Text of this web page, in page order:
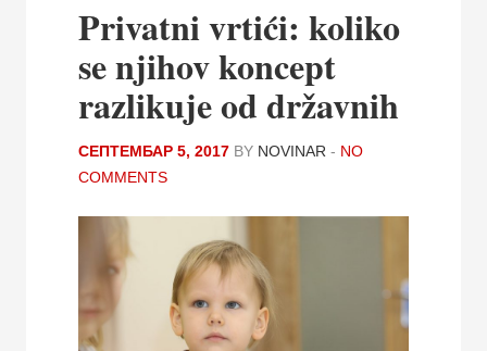
Privatni vrtići: koliko
se njihov koncept
razlikuje od državnih
СЕПТЕМБАР 5, 2017 BY NOVINAR - NO
COMMENTS